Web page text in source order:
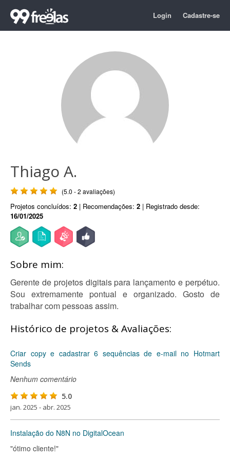
Login Cadastre-se
Thiago A.
(5.0 - 2 avaliações)
Projetos concluídos: 2 | Recomendações: 2 | Registrado desde:
16/01/2025
Sobre mim:
Gerente de projetos digitais para lançamento e perpétuo.
Sou extremamente pontual e organizado. Gosto de
trabalhar com pessoas assim.
Histórico de projetos & Avaliações:
Criar copy e cadastrar 6 sequências de e-mail no Hotmart
Sends
Nenhum comentário
5.0
jan. 2025 - abr. 2025
Instalação do N8N no DigitalOcean
"ótimo cliente!"